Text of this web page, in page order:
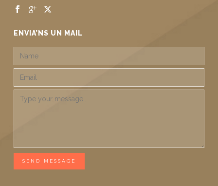
ENVIA’NS UN MAIL
SEND MESSAGE